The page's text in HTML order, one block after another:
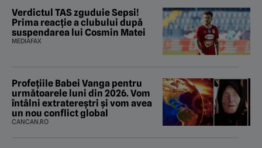
Verdictul TAS zguduie Sepsi!
Prima reacție a clubului după
suspendarea lui Cosmin Matei
MEDIAFAX
Profețiile Babei Vanga pentru
următoarele luni din 2026. Vom
întâlni extratereștri și vom avea
un nou conflict global
CANCAN.RO